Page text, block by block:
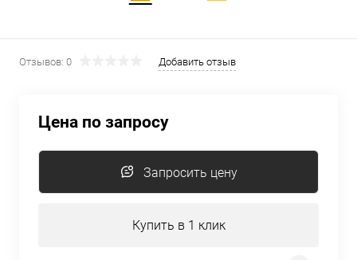
Отзывов: 0 Добавить отзыв
Цена по запросу
Запросить цену
Купить в 1 клик